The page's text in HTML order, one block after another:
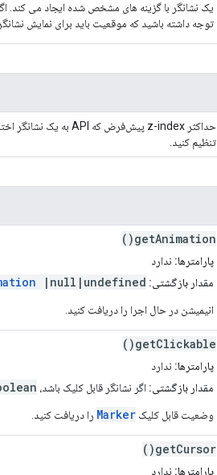
یک نشانگر با گزینه های مشخص شده ایجاد می
توجه داشته باشید که موقعیت باید برای نمایش
تنظیم کنید.
getAnimation()
پارامترها: ندارد
مقدار بازگشتی: |null|undefined
انیمیشن در حال اجرا را دریافت کنید.
getClickable()
پارامترها: ندارد
مقدار بازگشتی: اگر نشانگر قابل کلیک باشد،
وضعیت قابل کلیک Marker را دریافت کنید.
getCursor()
پارامترها: ندارد